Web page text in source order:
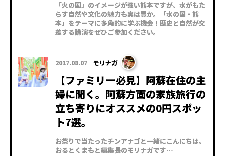
「火の国」のイメージが強い熊本ですが、水がもた
らす自然や文化の魅力も実は豊か。「水の国・熊
本」をテーマに多角的に学ぶ機会！歴史と自然が交
差する講演をぜひご参加ください。
2017.08.07 モリナガ
【ファミリー必見】阿蘇在住の主
婦に聞く。阿蘇方面の家族旅行の
立ち寄りにオススメの0円スポッ
ト7選。
お祭りで当たったチンアナゴと一緒にこんにちは。
おるとくまもと編集長のモリナガです…